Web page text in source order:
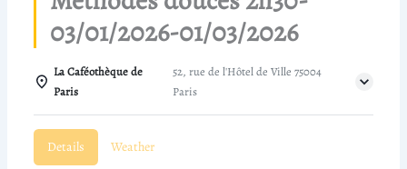
03/01/2026-01/03/2026
La Caféothèque de
Paris
52, rue de l'Hôtel de Ville 75004
Paris
Details Weather